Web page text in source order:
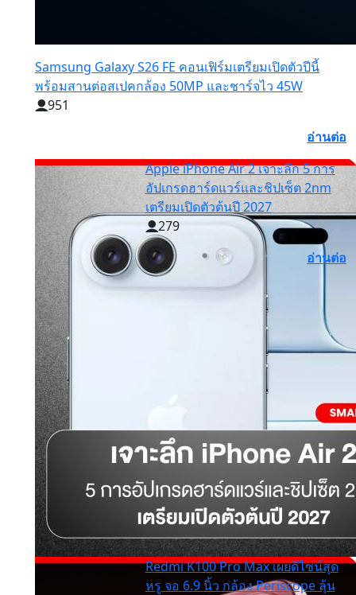
Samsung Galaxy S26 FE คอนเฟิร์มเตรียมเปิดตัวปีนี้
พร้อมสานต่อสเปคกล้อง 50MP และชาร์จไว 45W
951
อ่านต่อ
Apple iPhone Air 2 เจาะลึก 5 การ
อัปเกรดฮาร์ดแวร์และชิปเซ็ต 2nm
เตรียมเปิดตัวต้นปี 2027
279
อ่านต่อ
Redmi K100 Pro Max เผยดีไซน์สุด
หรู จอ 6.9 นิ้ว กล้อง Periscope ลุ้น